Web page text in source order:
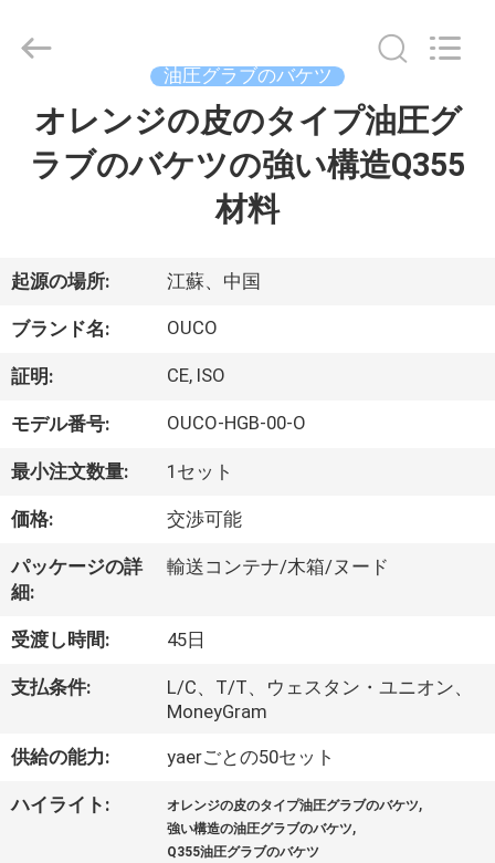
品
ビ
デ
オ
VR
シ
ョ
ー
た
し
2020
INTERNATIONAL
GROUP
油圧グラブのバケツ
オレンジの皮のタイプ油圧グ
ラブのバケツの強い構造Q355
材料
起源の場所: 江蘇、中国
ブランド名: OUCO
証明: CE, ISO
モデル番号: OUCO-HGB-00-O
最小注文数量: 1セット
価格: 交渉可能
パッケージの詳
細:
輸送コンテナ/木箱/ヌード
受渡し時間: 45日
支払条件:
L/C、T/T、ウェスタン・ユニオン、
MoneyGram
供給の能力: yaerごとの50セット
ハイライト: オレンジの皮のタイプ油圧グラブのバケツ,
強い構造の油圧グラブのバケツ,
Q355油圧グラブのバケツ